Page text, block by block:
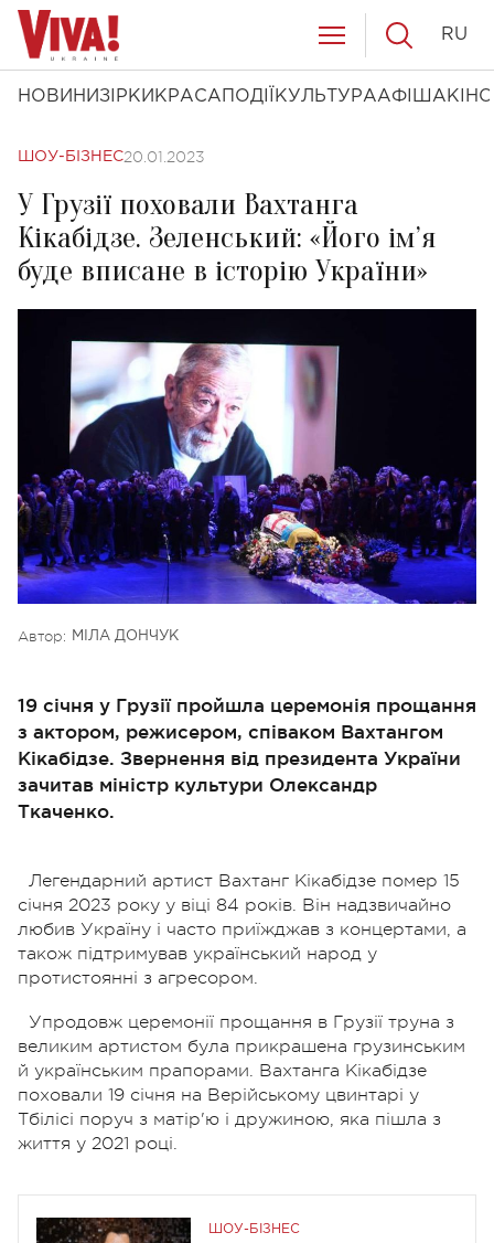
НОВИНИ ЗІРКИ КРАСА ПОДІЇ КУЛЬТУРААФІША КІНО
RU
ШОУ-БІЗНЕС20.01.2023
У Грузії поховали Вахтанга
Кікабідзе. Зеленський: «Його ім’я
буде вписане в історію України»
Автор: МІЛА ДОНЧУК
19 січня у Грузії пройшла церемонія прощання
з актором, режисером, співаком Вахтангом
Кікабідзе. Звернення від президента України
зачитав міністр культури Олександр
Ткаченко.
Легендарний артист Вахтанг Кікабідзе помер 15
січня 2023 року у віці 84 років. Він надзвичайно
любив Україну і часто приїжджав з концертами, а
також підтримував український народ у
протистоянні з агресором.
Упродовж церемонії прощання в Грузії труна з
великим артистом була прикрашена грузинським
й українським прапорами. Вахтанга Кікабідзе
поховали 19 січня на Верійському цвинтарі у
Тбілісі поруч з матір'ю і дружиною, яка пішла з
життя у 2021 році.
ШОУ-БІЗНЕС